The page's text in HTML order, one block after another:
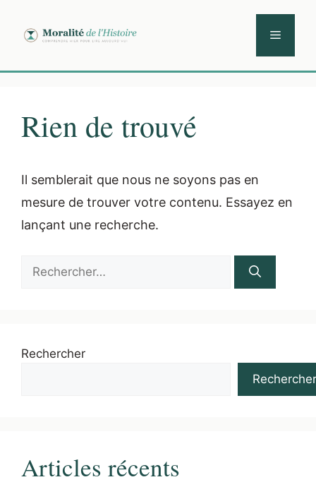
contenu
Menu
Rien de trouvé
Il semblerait que nous ne soyons pas en
mesure de trouver votre contenu. Essayez en
lançant une recherche.
Rechercher :
Rechercher
Rechercher
Articles récents